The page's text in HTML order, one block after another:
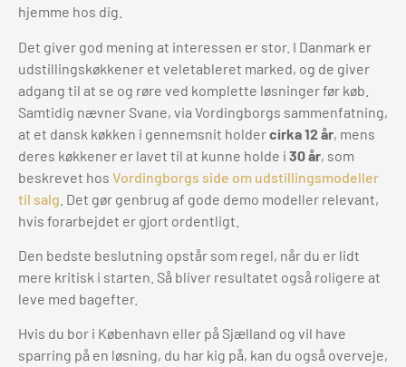
hjemme hos dig.
Det giver god mening at interessen er stor. I Danmark er
udstillingskøkkener et veletableret marked, og de giver
adgang til at se og røre ved komplette løsninger før køb.
Samtidig nævner Svane, via Vordingborgs sammenfatning,
at et dansk køkken i gennemsnit holdercirka 12 år, mens
deres køkkener er lavet til at kunne holde i 30 år, som
beskrevet hos Vordingborgs side om udstillingsmodeller
til salg . Det gør genbrug af gode demo modeller relevant,
hvis forarbejdet er gjort ordentligt.
Den bedste beslutning opstår som regel, når du er lidt
mere kritisk i starten. Så bliver resultatet også roligere at
leve med bagefter.
Hvis du bor i København eller på Sjælland og vil have
sparring på en løsning, du har kig på, kan du også overveje,